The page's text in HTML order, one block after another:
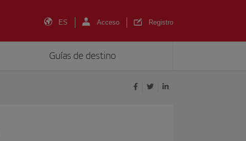
ES Acceso Registro
Guías de destino